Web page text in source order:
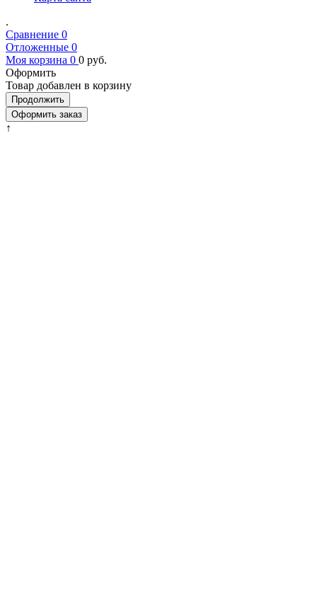
.
Сравнение 0
Отложенные 0
Моя корзина 0 0 руб.
Оформить
Товар добавлен в корзину
Продолжить
Оформить заказ
↑